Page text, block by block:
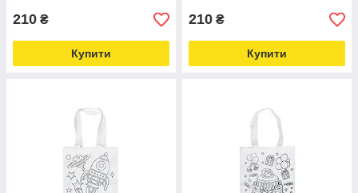
210 ₴
Купити
210 ₴
Купити